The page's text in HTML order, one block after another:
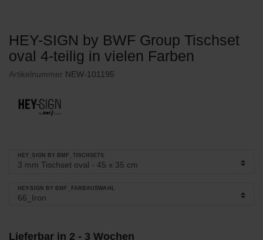
HEY-SIGN by BWF Group Tischset
oval 4-teilig in vielen Farben
Artikelnummer NEW-101195
HEY_SIGN BY BMF_TISCHSETS
HEY-SIGN BY BMF_FARBAUSWAHL
Lieferbar in 2 - 3 Wochen